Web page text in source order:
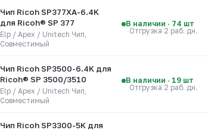
Чип Ricoh SP377XA-6.4K
для Ricoh® SP 377
Elp / Apex / Unitech Чип,
Совместимый
В наличии · 74 шт
Отгрузка 2 раб. дн.
Чип Ricoh SP3500-6.4K для
Ricoh® SP 3500/3510
Elp / Apex / Unitech Чип,
Совместимый
В наличии · 19 шт
Отгрузка 2 раб. дн.
Чип Ricoh SP3300-5K для